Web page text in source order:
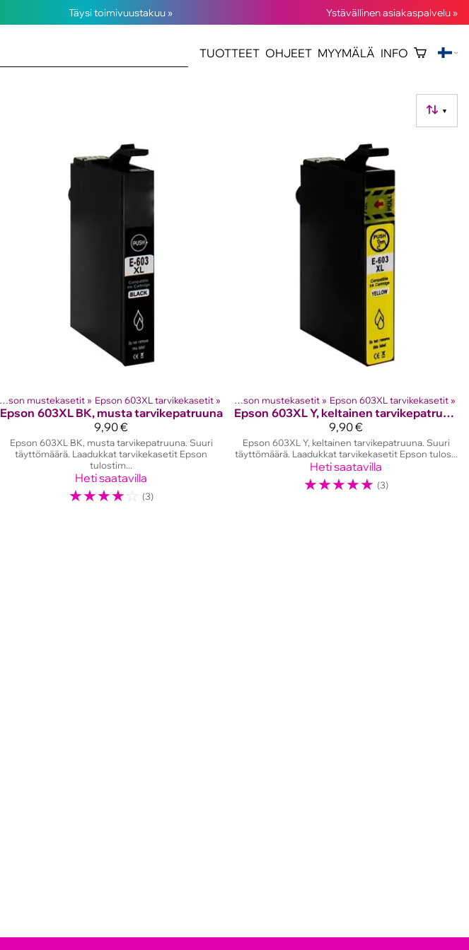
Täysi toimivuustakuu » Ystävällinen asiakaspalvelu »
TUOTTEET OHJEET MYYMÄLÄ INFO
▼
Epson mustekasetit ‪» Epson 603XL tarvikekasetit ‪»
Epson 603XL BK, musta tarvikepatruuna
9,90 €
Epson 603XL BK, musta tarvikepatruuna. Suuri
täyttömäärä. Laadukkat tarvikekasetit Epson
tulostim...
Heti saatavilla
☆☆☆☆☆ (3)
Tuotteet‪» Mustesuihkutulostinten kasetit Epson mustekasetit ‪» Epson 603XL tarvikekasetit ‪»
Epson
603XL Y, keltainen tarvikepatruuna
9,90 €
Epson 603XL Y, keltainen tarvikepatruuna. Suuri
täyttömäärä. Laadukkat tarvikekasetit Epson tulos...
Heti saatavilla
☆☆☆☆☆ (3)